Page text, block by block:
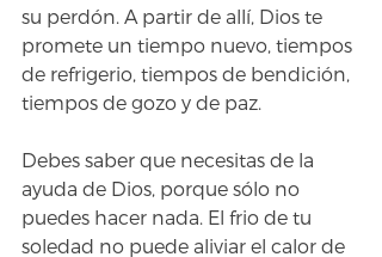
su perdón. A partir de allí, Dios te
promete un tiempo nuevo, tiempos
de refrigerio, tiempos de bendición,
tiempos de gozo y de paz.
Debes saber que necesitas de la
ayuda de Dios, porque sólo no
puedes hacer nada. El frio de tu
soledad no puede aliviar el calor de